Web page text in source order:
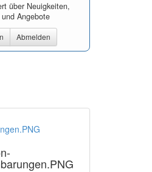
über Neuigkeiten,
Angebote
Abmelden